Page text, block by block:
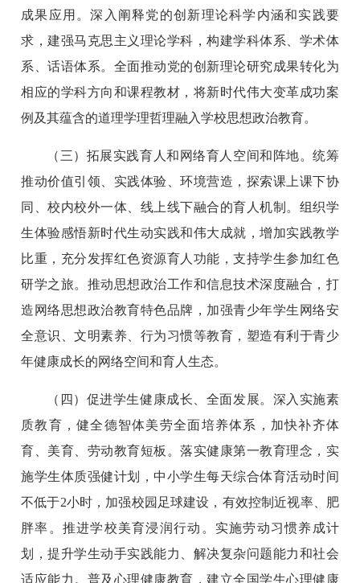
成果应用。深入阐释党的创新理论科学内涵和实践要
求，建强马克思主义理论学科，构建学科体系、学术体
系、话语体系。全面推动党的创新理论研究成果转化为
相应的学科方向和课程教材，将新时代伟大变革成功案
例及其蕴含的道理学理哲理融入学校思想政治教育。
（三）拓展实践育人和网络育人空间和阵地。统筹
推动价值引领、实践体验、环境营造，探索课上课下协
同、校内校外一体、线上线下融合的育人机制。组织学
生体验感悟新时代生动实践和伟大成就，增加实践教学
比重，充分发挥红色资源育人功能，支持学生参加红色
研学之旅。推动思想政治工作和信息技术深度融合，打
造网络思想政治教育特色品牌，加强青少年学生网络安
全意识、文明素养、行为习惯等教育，塑造有利于青少
年健康成长的网络空间和育人生态。
（四）促进学生健康成长、全面发展。深入实施素
质教育，健全德智体美劳全面培养体系，加快补齐体
育、美育、劳动教育短板。落实健康第一教育理念，实
施学生体质强健计划，中小学生每天综合体育活动时间
不低于2小时，加强校园足球建设，有效控制近视率、肥
胖率。推进学校美育浸润行动。实施劳动习惯养成计
划，提升学生动手实践能力、解决复杂问题能力和社会
适应能力。普及心理健康教育，建立全国学生心理健康